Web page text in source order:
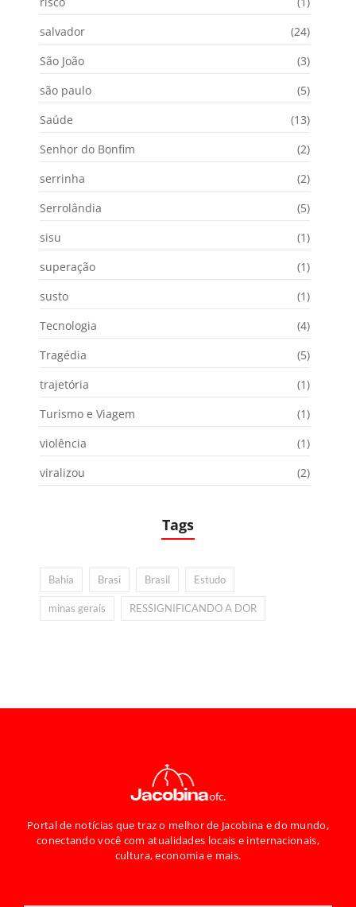
salvador
(24)
São João
(3)
são paulo
(5)
Saúde
(13)
Senhor do Bonfim
(2)
serrinha
(2)
Serrolândia
(5)
sisu
(1)
superação
(1)
susto
(1)
Tecnologia
(4)
Tragédia
(5)
trajetória
(1)
Turismo e Viagem
(1)
violência
(1)
viralizou
(2)
Tags
Bahia Brasi Brasil Estudo
minas gerais RESSIGNIFICANDO A DOR
Portal de notícias que traz o melhor de Jacobina e do mundo,
conectando você com atualidades locais e internacionais,
cultura, economia e mais.